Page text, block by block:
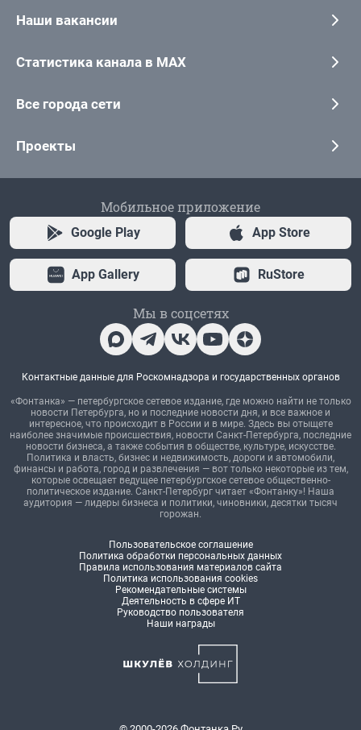
Наши вакансии
Статистика канала в MAX
Все города сети
Проекты
Мобильное приложение
Google Play App Store
App Gallery RuStore
Мы в соцсетях
Контактные данные для Роскомнадзора и государственных органов
«Фонтанка» — петербургское сетевое издание, где можно найти не только
новости Петербурга, но и последние новости дня, и все важное и
интересное, что происходит в России и в мире. Здесь вы отыщете
наиболее значимые происшествия, новости Санкт-Петербурга, последние
новости бизнеса, а также события в обществе, культуре, искусстве.
Политика и власть, бизнес и недвижимость, дороги и автомобили,
финансы и работа, город и развлечения — вот только некоторые из тем,
которые освещает ведущее петербургское сетевое общественно-
политическое издание. Санкт-Петербург читает «Фонтанку»! Наша
аудитория — лидеры бизнеса и политики, чиновники, десятки тысяч
горожан.
Пользовательское соглашение
Политика обработки персональных данных
Правила использования материалов сайта
Политика использования cookies
Рекомендательные системы
Деятельность в сфере ИТ
Руководство пользователя
Наши награды